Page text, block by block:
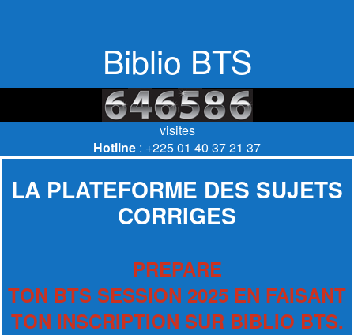
Biblio BTS
visites
Hotline : +225 01 40 37 21 37
LA PLATEFORME DES SUJETS
CORRIGES
PREPARE
TON BTS SESSION 2025 EN FAISANT
TON INSCRIPTION SUR BIBLIO BTS.